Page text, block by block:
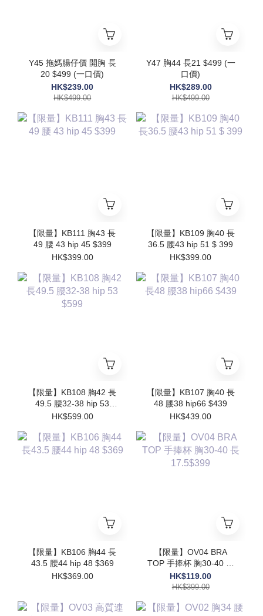
Y45 拖媽腸仔價 開胸 長
20 $499 (一口價)
HK$239.00
HK$499.00
Y47 胸44 長21 $499 (一
口價)
HK$289.00
HK$499.00
【限量】KB111 胸43 長
49 腰 43 hip 45 $399
HK$399.00
【限量】KB109 胸40 長
36.5 腰43 hip 51 $ 399
HK$399.00
【限量】KB108 胸42 長
49.5 腰32-38 hip 53
$599
HK$599.00
【限量】KB107 胸40 長
48 腰38 hip66 $439
HK$439.00
【限量】KB106 胸44 長
43.5 腰44 hip 48 $369
HK$369.00
【限量】OV04 BRA
TOP 手捧杯 胸30-40 長
17.5$399
HK$119.00
HK$399.00